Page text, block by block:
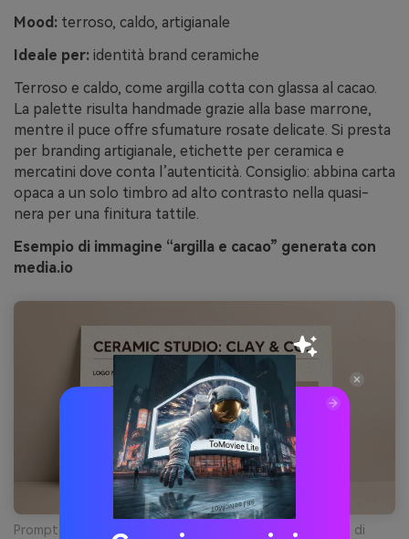
Mood: terroso, caldo, artigianale
Ideale per: identità brand ceramiche
Terroso e caldo, come argilla cotta con glassa al cacao.
La palette risulta handmade grazie alla base marrone,
mentre il puce offre sfumature rosate delicate. Si presta
per branding artigianale, etichette per ceramica e
mercatini dove conta l’autenticità. Consiglio: abbina carta
opaca a un solo timbro ad alto contrasto nella quasi-
nera per una finitura tattile.
Esempio di immagine “argilla e cacao” generata con
media.io
Prompt: mood board di presentazione brand per studio di